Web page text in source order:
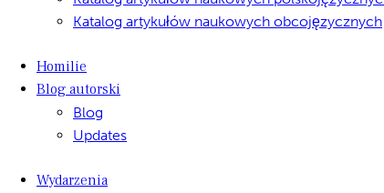
Katalog artykułów naukowych obcojęzycznych
Homilie
Blog autorski
Blog
Updates
Wydarzenia